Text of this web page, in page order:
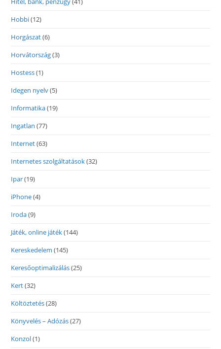
Hobbi(12)
Horgászat(6)
Horvátország(3)
Hostess(1)
Idegen nyelv(5)
Informatika(19)
Ingatlan (77)
Internet(63)
Internetes szolgáltatások(32)
Ipar(19)
iPhone(4)
Iroda(9)
Játék, online játék(144)
Kereskedelem (145)
Keresőoptimalizálás(25)
Kert(32)
Költöztetés(28)
Könyvelés – Adózás(27)
Konzol(1)